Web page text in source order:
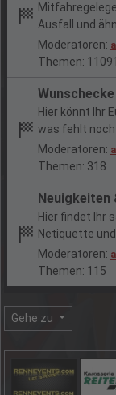
Ausfall und
Moderatoren:
Themen: 11091
Wunschecke
Hier könnt Ihr
was fehlt
Moderatoren:
Themen: 318
Neuigkeiten
Hier findet Ihr
Netiquette und
Moderatoren:
Themen: 115
Gehe zu